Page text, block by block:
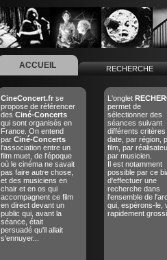
ACCUEIL RECHERCHE
CineConcert.fr se
propose de référencer
des Ciné-Concerts
qui sont organisés en
France. On entend
par Ciné-Concerts
l'association entre un
film muet, de l'époque
où le cinéma ne savait
pas faire autre chose,
et des musiciens en
chair et en os qui
accompagnent ce film
en direct devant un
public qui, avant la
séance, était
persuadé qu'il allait
s'ennuyer...
L'onglet
permet de
sélectionner des
séances suivant
différents critères
date, par région,
film, par
par musicien.
Il est notamment
possible par ce
d'effectuer une
recherche dans
l'ensemble de
qui, espérons-le,
rapidement